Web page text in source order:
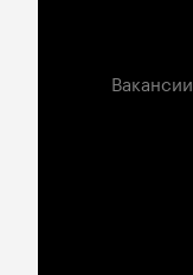
Вакансии